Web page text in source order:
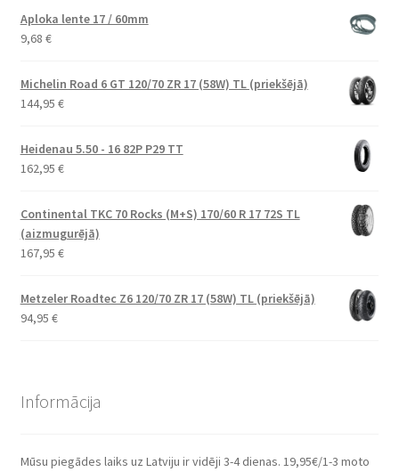
Aploka lente 17 / 60mm
9,68 €
Michelin Road 6 GT 120/70 ZR 17 (58W) TL (priekšējā)
144,95 €
Heidenau 5.50 - 16 82P P29 TT
162,95 €
Continental TKC 70 Rocks (M+S) 170/60 R 17 72S TL
(aizmugurējā)
167,95 €
Metzeler Roadtec Z6 120/70 ZR 17 (58W) TL (priekšējā)
94,95 €
Informācija
Mūsu piegādes laiks uz Latviju ir vidēji 3-4 dienas. 19,95€/1-3 moto